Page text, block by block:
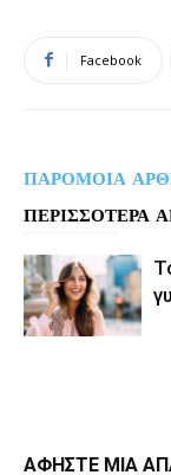
Facebook
ΠΑΡΟΜΟΙΑ
ΠΕΡΙΣΣΟΤΕΡΑ
ΑΦΗΣΤΕ ΜΙΑ